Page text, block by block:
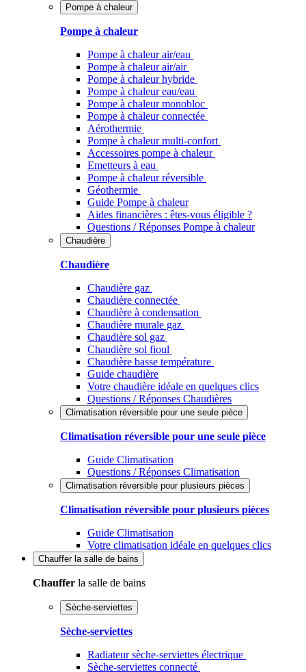
Pompe à chaleur
Pompe à chaleur
Pompe à chaleur air/eau
Pompe à chaleur air/air
Pompe à chaleur hybride
Pompe à chaleur​ eau/eau
Pompe à chaleur monobloc
Pompe à chaleur connectée
Aérothermie
Pompe à chaleur multi-confort
Accessoires pompe à chaleur
Emetteurs à eau
Pompe à chaleur réversible
Géothermie
Guide Pompe à chaleur
Aides financières : êtes-vous éligible ?
Questions / Réponses Pompe à chaleur
Chaudière
Chaudière
Chaudière gaz
Chaudière connectée
Chaudière à condensation
Chaudière murale gaz
Chaudière sol gaz
Chaudière sol fioul
Chaudière basse température
Guide chaudière
Votre chaudière idéale en quelques clics
Questions / Réponses Chaudières
Climatisation réversible pour une seule pièce
Climatisation réversible pour une seule pièce
Guide Climatisation
Questions / Réponses Climatisation
Climatisation réversible pour plusieurs pièces
Climatisation réversible pour plusieurs pièces
Guide Climatisation
Votre climatisation idéale en quelques clics
Chauffer la salle de bains
Chauffer la salle de bains
Sèche-serviettes
Sèche-serviettes
Radiateur sèche-serviettes électrique
Sèche-serviettes connecté